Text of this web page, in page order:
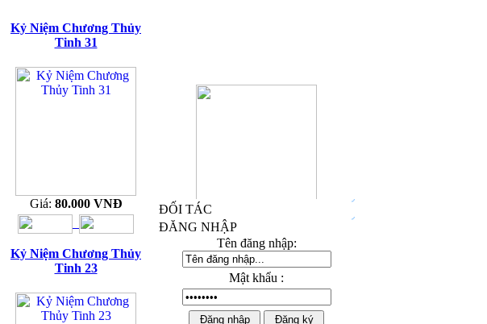
Kỷ Niệm Chương Thủy
Tinh 31
Giá: 80.000 VNĐ
Kỷ Niệm Chương Thủy
Tinh 23
Kỷ Niệm Chương Đồng 03
ĐỐI TÁC
ĐĂNG NHẬP
Tên đăng nhập:
Mật khẩu :